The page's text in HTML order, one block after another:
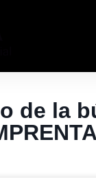
de la